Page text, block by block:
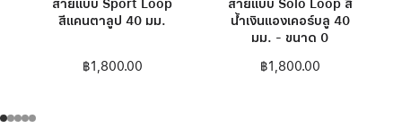
สีแคนตาลูป 40 มม.
฿1,800.00
น้ำเงินแองเคอร์บลู 40
มม. - ขนาด 0
฿1,800.00